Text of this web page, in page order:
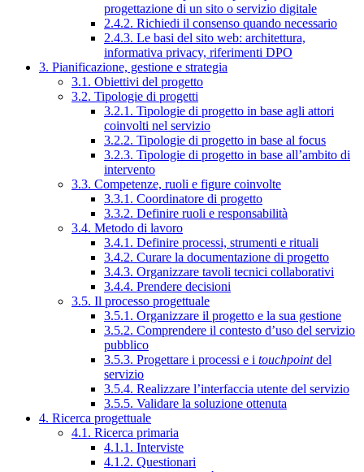
progettazione di un sito o servizio digitale
2.4.2. Richiedi il consenso quando necessario
2.4.3. Le basi del sito web: architettura,
informativa privacy, riferimenti DPO
3. Pianificazione, gestione e strategia
3.1. Obiettivi del progetto
3.2. Tipologie di progetti
3.2.1. Tipologie di progetto in base agli attori
coinvolti nel servizio
3.2.2. Tipologie di progetto in base al focus
3.2.3. Tipologie di progetto in base all’ambito di
intervento
3.3. Competenze, ruoli e figure coinvolte
3.3.1. Coordinatore di progetto
3.3.2. Definire ruoli e responsabilità
3.4. Metodo di lavoro
3.4.1. Definire processi, strumenti e rituali
3.4.2. Curare la documentazione di progetto
3.4.3. Organizzare tavoli tecnici collaborativi
3.4.4. Prendere decisioni
3.5. Il processo progettuale
3.5.1. Organizzare il progetto e la sua gestione
3.5.2. Comprendere il contesto d’uso del servizio
pubblico
3.5.3. Progettare i processi e i touchpointdel
servizio
3.5.4. Realizzare l’interfaccia utente del servizio
3.5.5. Validare la soluzione ottenuta
4. Ricerca progettuale
4.1. Ricerca primaria
4.1.1. Interviste
4.1.2. Questionari